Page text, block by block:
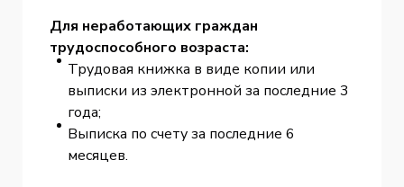
Для неработающих граждан
трудоспособного возраста:
Трудовая книжка в виде копии или
выписки из электронной за последние 3
года;
Выписка по счету за последние 6
месяцев.